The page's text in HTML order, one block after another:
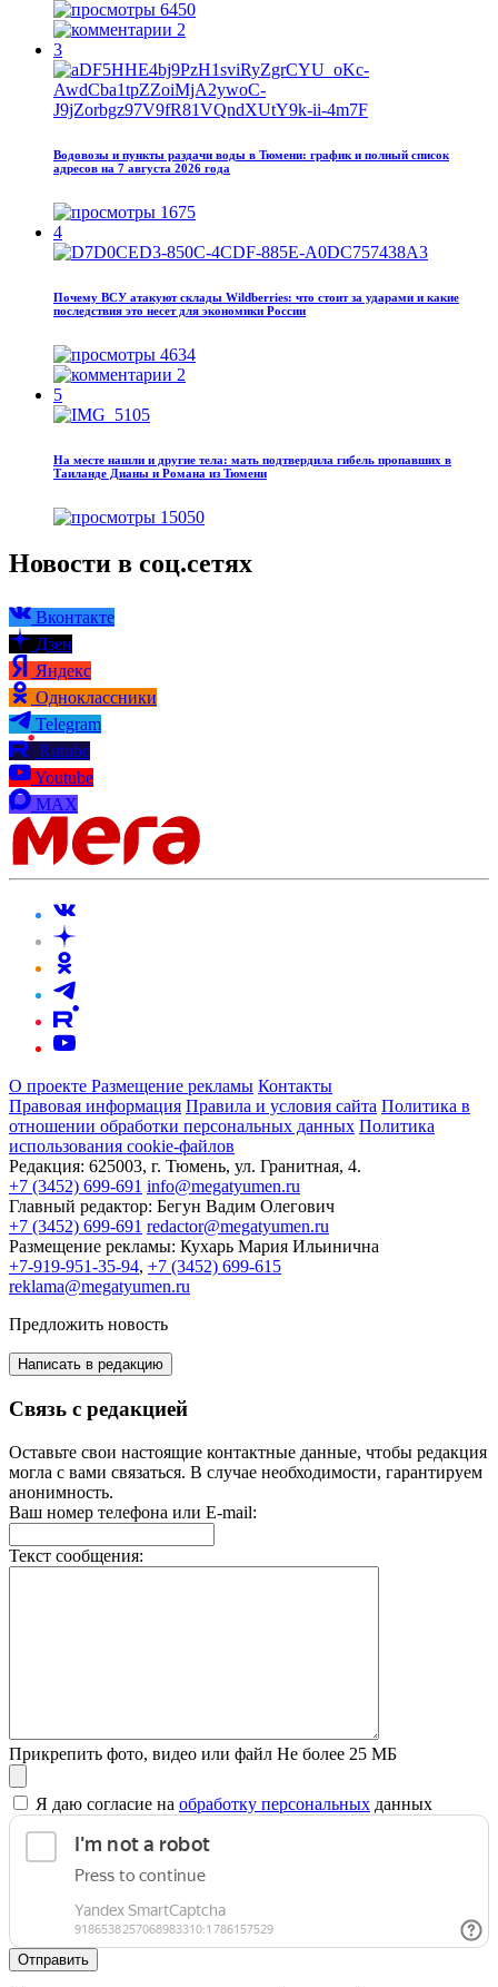
6450
2
3
Водовозы и пункты раздачи воды в Тюмени: график и полный список
адресов на 7 августа 2026 года
1675
4
Почему ВСУ атакуют склады Wildberries: что стоит за ударами и какие
последствия это несет для экономики России
4634
2
5
На месте нашли и другие тела: мать подтвердила гибель пропавших в
Таиланде Дианы и Романа из Тюмени
15050
Новости в соц.сетях
Вконтакте
Дзен
Яндекс
Одноклассники
Telegram
Rutube
Youtube
MAX
О проекте Размещение рекламы Контакты
Правовая информация Правила и условия сайта Политика в
отношении обработки персональных данных Политика
использования cookie-файлов
Редакция: 625003, г. Тюмень, ул. Гранитная, 4.
+7 (3452) 699-691 info@megatyumen.ru
Главный редактор: Бегун Вадим Олегович
+7 (3452) 699-691 redactor@megatyumen.ru
Размещение рекламы: Кухарь Мария Ильинична
+7-919-951-35-94, +7 (3452) 699-615
reklama@megatyumen.ru
Предложить новость
Написать в редакцию
Связь с редакцией
Оставьте свои настоящие контактные данные, чтобы редакция
могла с вами связаться. В случае необходимости, гарантируем
анонимность.
Ваш номер телефона или E-mail:
Текст сообщения:
Прикрепить фото, видео или файл Не более 25 МБ
Я даю согласие на обработку персональных данных
Отправить